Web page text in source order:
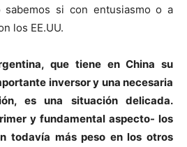
si con entusiasmo o a
los EE.UU.
que tiene en China su
inversor y una necesaria
es una situación delicada.
y fundamental aspecto- los
todavía más peso en los otros